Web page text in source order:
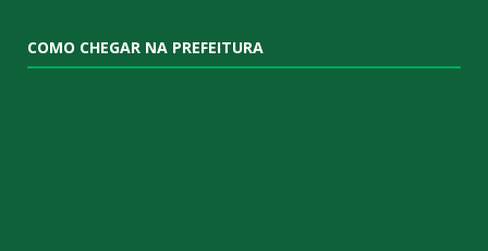
COMO CHEGAR NA PREFEITURA